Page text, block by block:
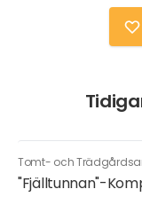
Tomt- och
"Fjälltunnan"-